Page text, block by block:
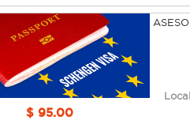
Local
$ 95.00